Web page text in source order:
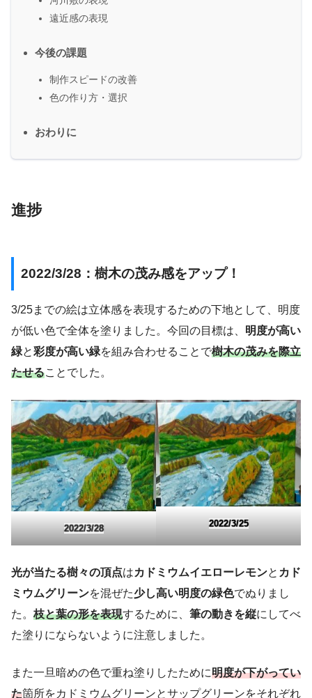
遠近感の表現
今後の課題
制作スピードの改善
色の作り方・選択
おわりに
進捗
2022/3/28：樹木の茂み感をアップ！
3/25までの絵は立体感を表現するための下地として、明度
が低い色で全体を塗りました。今回の目標は、 明度が高い
緑と彩度が高い緑を組み合わせることで樹木の茂みを際立
たせることでした。
2022/3/28 2022/3/25
光が当たる樹々の頂点はカドミウムイエローレモンと カド
ミウムグリーンを混ぜた少し高い明度の緑色でぬりまし
た。 枝と葉の形を表現するために、 筆の動きを縦にしてべ
た塗りにならないように注意しました。
また一旦暗めの色で重ね塗りしたために明度が下がってい
た箇所をカドミウムグリーンとサップグリーンをそれぞれ